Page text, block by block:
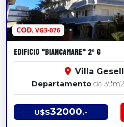
COD.VG3-076
EDIFICIO "BIANCAMARE" 2º G
Villa Gesell
Departamento de 39m2
U$S32000.-